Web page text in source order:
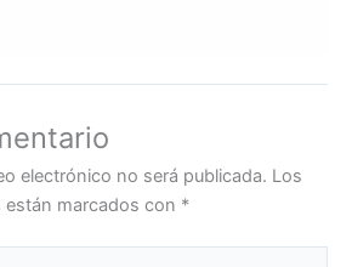
electrónico no será publicada. Los
marcados con *